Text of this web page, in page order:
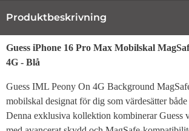
Produktbeskrivning
Produktbeskrivning
Guess iPhone 16 Pro Max Mobilskal
4G - Blå
Guess IML Peony On 4G Background
mobilskal designat för dig som värdesätter
Denna exklusiva kollektion kombinerar Guess